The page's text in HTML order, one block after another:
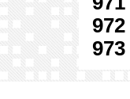
972
973